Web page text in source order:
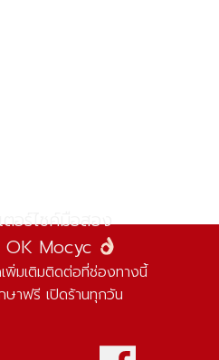
ตอร์ไซค์มือสอง
OK Mocyc
พิ่มเติมติดต่อที่ช่องทางนี้
ษาฟรี เปิดร้านทุกวัน